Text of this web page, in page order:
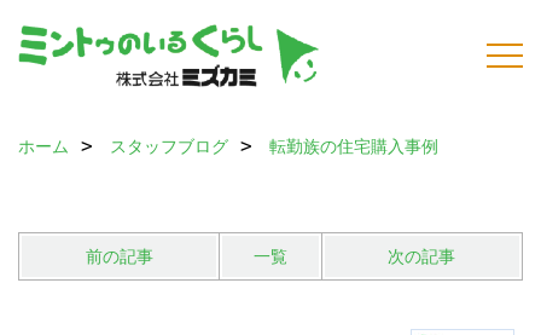
ホーム スタッフブログ 転勤族の住宅購入事例
前の記事 一覧 次の記事